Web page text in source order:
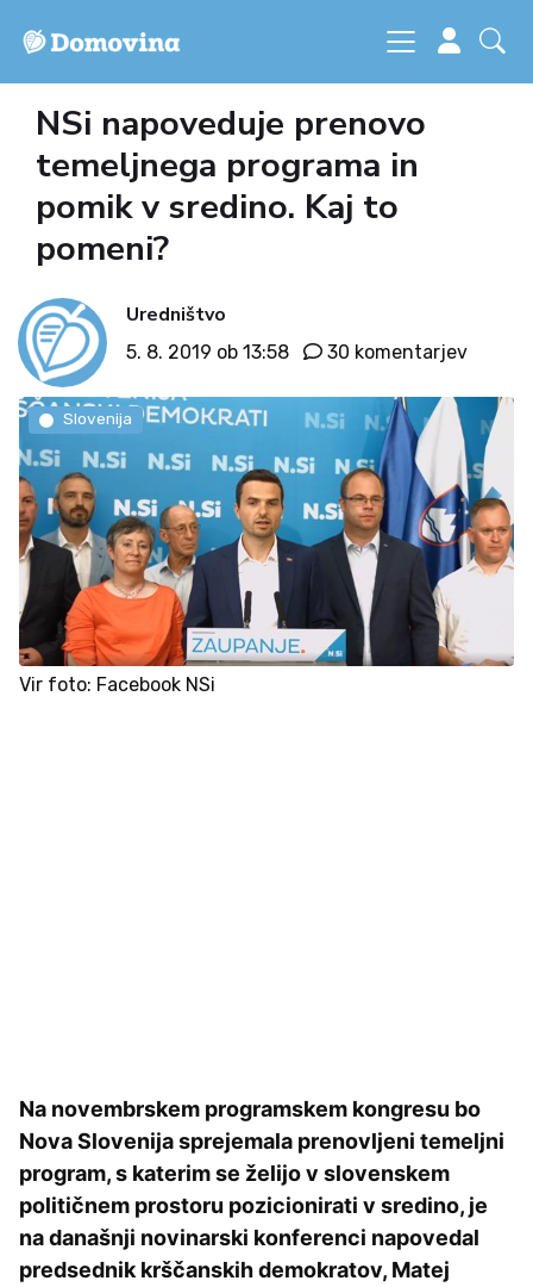
NSi napoveduje prenovo
temeljnega programa in
pomik v sredino. Kaj to
pomeni?
Uredništvo
5. 8. 2019 ob 13:58 30 komentarjev
Vir foto: Facebook NSi
Slovenija
Na novembrskem programskem kongresu bo
Nova Slovenija sprejemala prenovljeni temeljni
program, s katerim se želijo v slovenskem
političnem prostoru pozicionirati v sredino, je
na današnji novinarski konferenci napovedal
predsednik krščanskih demokratov, Matej